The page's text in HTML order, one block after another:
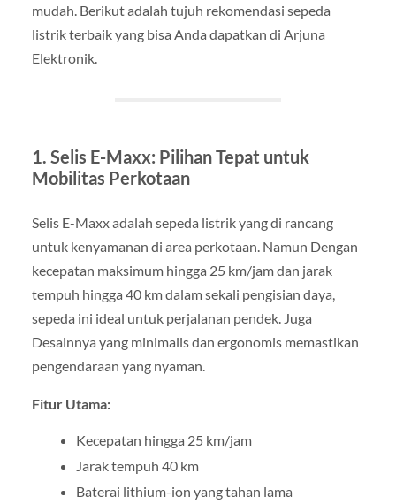
mudah. Berikut adalah tujuh rekomendasi sepeda
listrik terbaik yang bisa Anda dapatkan di Arjuna
Elektronik.
1. Selis E-Maxx: Pilihan Tepat untuk
Mobilitas Perkotaan
Selis E-Maxx adalah sepeda listrik yang di rancang
untuk kenyamanan di area perkotaan. Namun Dengan
kecepatan maksimum hingga 25 km/jam dan jarak
tempuh hingga 40 km dalam sekali pengisian daya,
sepeda ini ideal untuk perjalanan pendek. Juga
Desainnya yang minimalis dan ergonomis memastikan
pengendaraan yang nyaman.
Fitur Utama:
Kecepatan hingga 25 km/jam
Jarak tempuh 40 km
Baterai lithium-ion yang tahan lama